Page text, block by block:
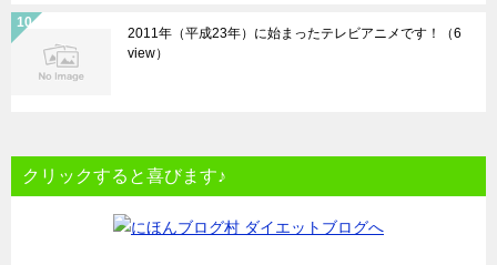
2011年（平成23年）に始まったテレビアニメです！
（6
view）
クリックすると喜びます♪